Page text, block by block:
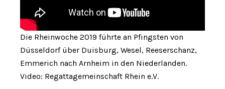
Die Rheinwoche 2019 führte an Pfingsten von
Düsseldorf über Duisburg, Wesel, Reeserschanz,
Emmerich nach Arnheim in den Niederlanden.
Video: Regattagemeinschaft Rhein e.V.